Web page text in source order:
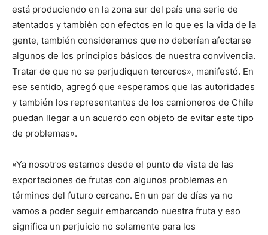
está produciendo en la zona sur del país una serie de
atentados y también con efectos en lo que es la vida de la
gente, también consideramos que no deberían afectarse
algunos de los principios básicos de nuestra convivencia.
Tratar de que no se perjudiquen terceros», manifestó. En
ese sentido, agregó que «esperamos que las autoridades
y también los representantes de los camioneros de Chile
puedan llegar a un acuerdo con objeto de evitar este tipo
de problemas».
«Ya nosotros estamos desde el punto de vista de las
exportaciones de frutas con algunos problemas en
términos del futuro cercano. En un par de días ya no
vamos a poder seguir embarcando nuestra fruta y eso
significa un perjuicio no solamente para los